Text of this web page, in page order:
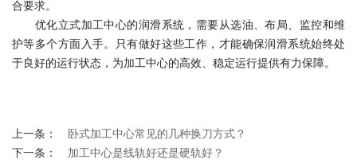
合要求。
优化立式加工中心的润滑系统，需要从选油、布局、监控和维
护等多个方面入手。只有做好这些工作，才能确保润滑系统始终处
于良好的运行状态，为加工中心的高效、稳定运行提供有力保障。
上一条：
卧式加工中心常见的几种换刀方式？
下一条：
加工中心是线轨好还是硬轨好？